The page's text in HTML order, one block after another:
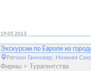
19.05.2013
Экскурсии по Европе из
Регион Ганновер, Нижняя
Фирмы Турагентства